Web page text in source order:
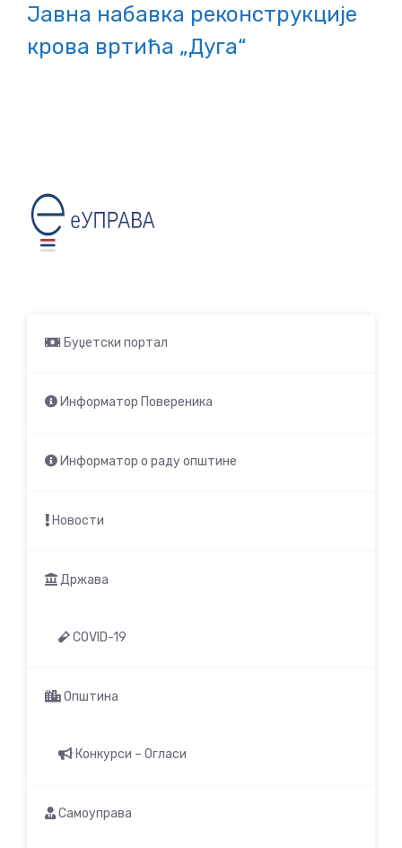
Јавна набавка реконструкције
крова вртића „Дуга“
Буџетски портал
Информатор Повереника
Информатор о раду општине
Новости
Држава
COVID-19
Општина
Конкурси – Огласи
Самоуправа